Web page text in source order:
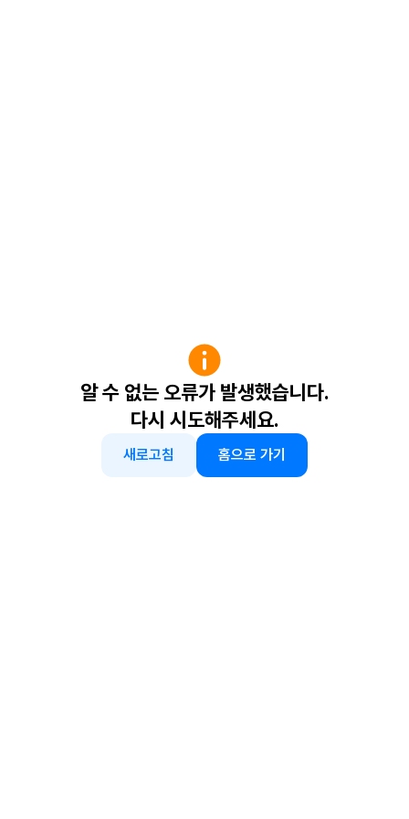
알 수 없는 오류가 발생했습니다.
다시 시도해주세요.
새로고침 홈으로 가기